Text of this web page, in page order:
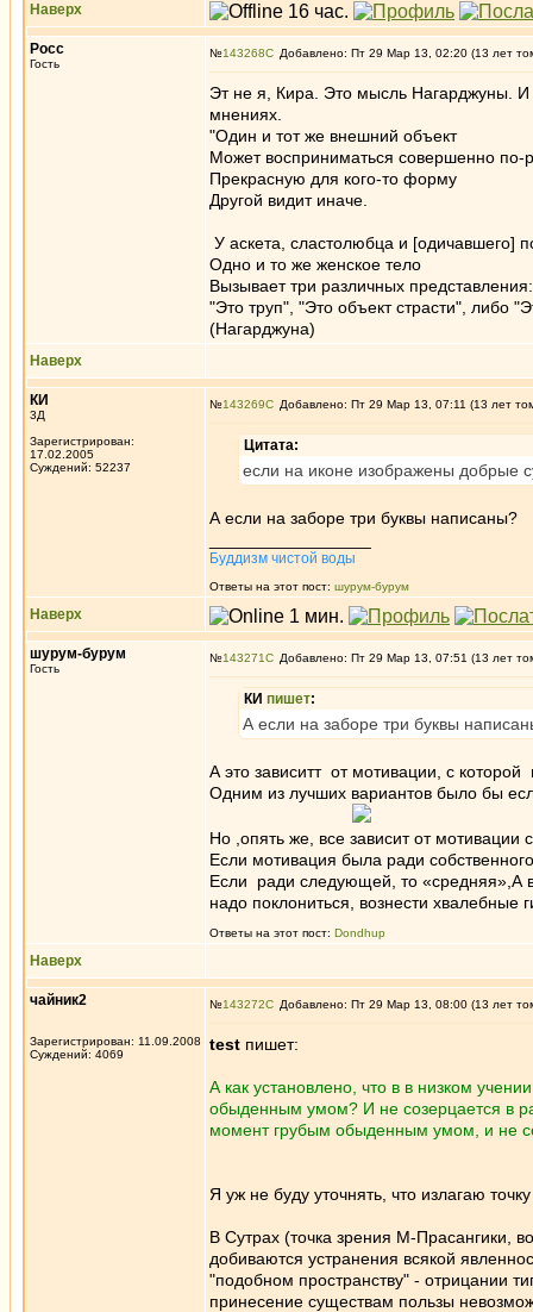
Наверх
Росс
Гость
№143268 Добавлено: Пт 29 Мар 13, 02:20 (13 лет
Эт не я, Кира. Это мысль Нагарджуны. И
мнениях.
"Один и тот же внешний объект
Может восприниматься совершенно по-
Прекрасную для кого-то форму
Другой видит иначе.
У аскета, сластолюбца и [одичавшего]
Одно и то же женское тело
Вызывает три различных представления:
"Это труп", "Это объект страсти", либо
(Нагарджуна)
Наверх
КИ
3Д
Зарегистрирован:
17.02.2005
Суждений: 52237
№143269 Добавлено: Пт 29 Мар 13, 07:11 (13 лет
Цитата:
если на иконе изображены добрые
А если на заборе три буквы написаны?
Буддизм чистой воды
Ответы на этот пост: шурум-бурум
Наверх
шурум-бурум
Гость
№143271 Добавлено: Пт 29 Мар 13, 07:51 (13 лет
КИ пишет:
А если на заборе три буквы
А это зависитт от мотивации, с
Одним из лучших вариантов было бы
Но ,опять же, все зависит от мотивации
Если мотивация была ради
Если ради следующей, то «средняя»,А
надо поклониться, вознести хвалебные
Ответы на этот пост: Dondhup
Наверх
чайник2
Зарегистрирован: 11.09.2008
Суждений: 4069
№143272 Добавлено: Пт 29 Мар 13, 08:00 (13 лет
test пишет:
А как установлено, что в в низком
обыденным умом? И не созерцается в
момент грубым обыденным умом, и не
Я уж не буду уточнять, что излагаю
В Сутрах (точка зрения М-Прасангики,
добиваются устранения всякой
"подобном пространству" - отрицании
принесение существам пользы